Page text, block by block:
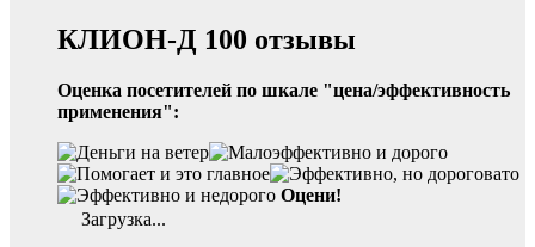
КЛИОН-Д 100 отзывы
Оценка посетителей по шкале "цена/эффективность
применения":
Оцени!
Загрузка...